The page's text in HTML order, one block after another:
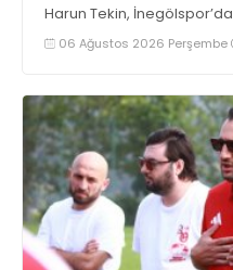
Harun Tekin, İnegölspor’da
06 Ağustos 2026 Perşembe